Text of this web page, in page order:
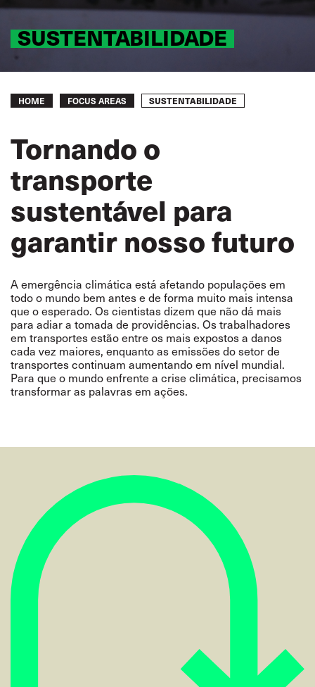
SUSTENTABILIDADE
Breadcrumb
HOME FOCUS AREAS SUSTENTABILIDADE
Tornando o
transporte
sustentável para
garantir nosso futuro
A emergência climática está afetando populações em
todo o mundo bem antes e de forma muito mais intensa
que o esperado. Os cientistas dizem que não dá mais
para adiar a tomada de providências. Os trabalhadores
em transportes estão entre os mais expostos a danos
cada vez maiores, enquanto as emissões do setor de
transportes continuam aumentando em nível mundial.
Para que o mundo enfrente a crise climática, precisamos
transformar as palavras em ações.